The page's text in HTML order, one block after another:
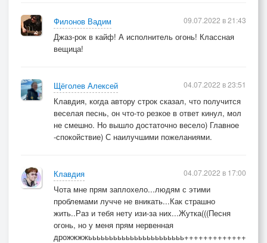
Филонов Вадим
Джаз-рок в кайф! А исполнитель огонь! Классная
вещица!
09.07.2022 в 21:43
Щёголев Алексей
Клавдия, когда автору строк сказал, что получится
веселая песнь, он что-то резкое в ответ кинул, мол
не смешно. Но вышло достаточно весело) Главное
-спокойствие) С наилучшими пожеланиями.
04.07.2022 в 23:51
Клавдия
Чота мне прям заплохело...людям с этими
проблемами лучче не вникать...Как страшно
жить..Раз и тебя нету изи-за них...Жутка(((Песня
огонь, но у меня прям нервенная
04.07.2022 в 17:00